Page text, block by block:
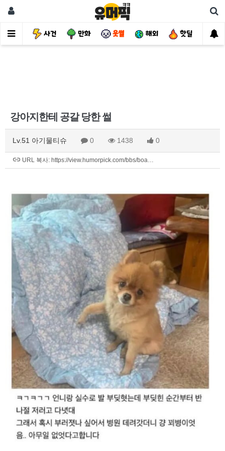
유머 사건 만화 웃썰 해외 핫딜 자
강아지한테 공갈 당한 썰
Lv.51 아기물티슈 0 1438 0
URL 복사: https://view.humorpick.com/bbs/boa…